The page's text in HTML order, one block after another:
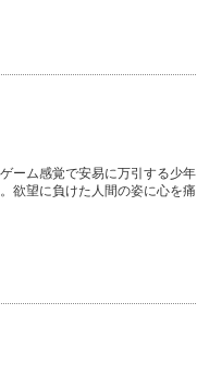
ーム感覚で安易に万引する少年
欲望に負けた人間の姿に心を痛